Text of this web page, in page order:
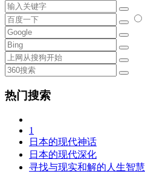
热门搜索
1
日本的现代神话
日本的现代深化
寻找与现实和解的人生智慧